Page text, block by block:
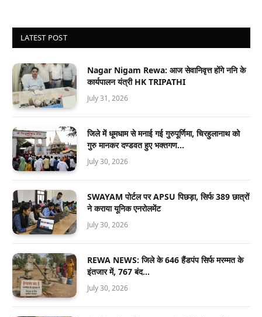
LATEST POST
Nagar Nigam Rewa: आज सेवानिवृत्त होंगे ननि के
कार्यपालन यंत्री HK TRIPATHI
July 31, 2026
जिले में धूमधाम से मनाई गई गुरुपूर्णिमा, चिरहुलानाथ को
गुरु मानकर दण्डवत हुए भक्तगण…
July 30, 2026
SWAYAM पोर्टल पर APSU पिछड़ा, सिर्फ 389 छात्रों
ने कराया यूनिक एनरोलमेंट
July 30, 2026
REWA NEWS: जिले के 646 हैंडपंप सिर्फ मरम्मत के
इंतजार में, 767 बंद…
July 30, 2026